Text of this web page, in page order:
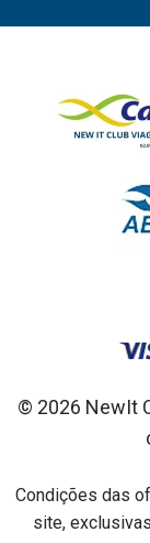
© 2026 NewIt
Condições das
site,